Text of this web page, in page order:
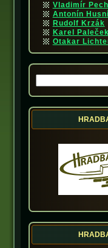
Vladimír
Antonín
Rudolf Krzák
Karel Paleček
Otakar
Hledat